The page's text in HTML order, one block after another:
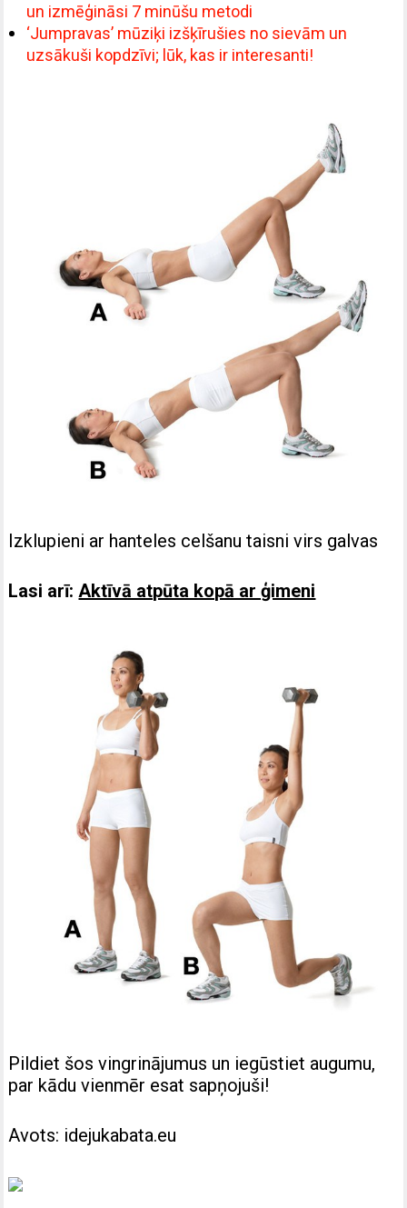
un izmēģināsi 7 minūšu metodi
‘Jumpravas’ mūziķi izšķīrušies no sievām un
uzsākuši kopdzīvi; lūk, kas ir interesanti!
Izklupieni ar hanteles celšanu taisni virs galvas
Lasi arī:Aktīvā atpūta kopā ar ģimeni
Pildiet šos vingrinājumus un iegūstiet augumu,
par kādu vienmēr esat sapņojuši!
Avots: idejukabata.eu